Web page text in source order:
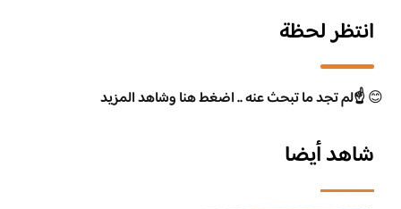
انتظر لحظة
😊☝️لم تجد ما تبحث عنه .. اضغط هنا وشاهد المزيد
شاهد أيضا